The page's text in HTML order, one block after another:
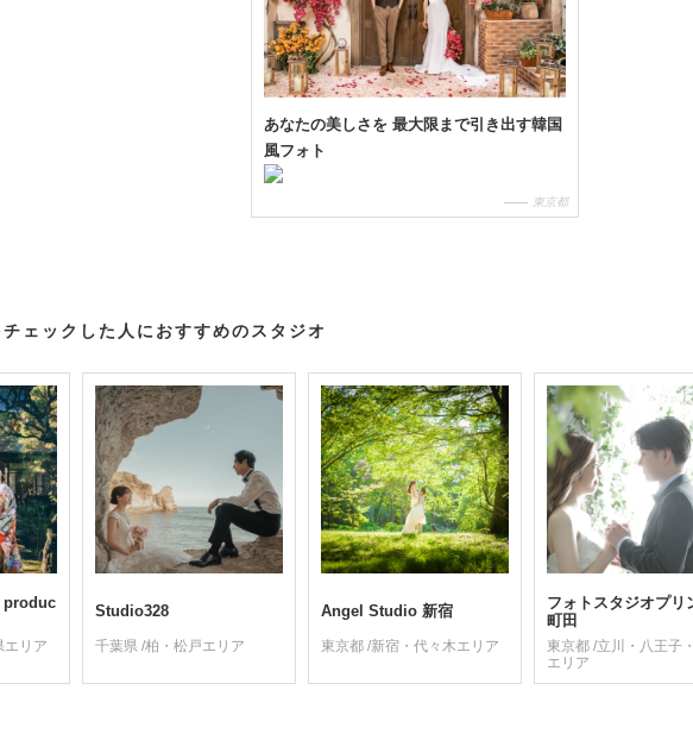
あなたの美しさを 最大限まで引き出す韓国
風フォト
東京都
ェックした人におすすめのスタジオ
エリア
Studio328
千葉県 /柏・松戸エリア
Angel Studio 新宿
東京都 /新宿・代々木エリア
フォトスタジオプリ
町田
東京都 /立川・八王子
エリア